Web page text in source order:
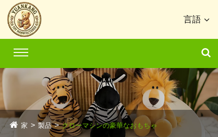
言語
家 製品 クローマシンの豪華なおもちゃ